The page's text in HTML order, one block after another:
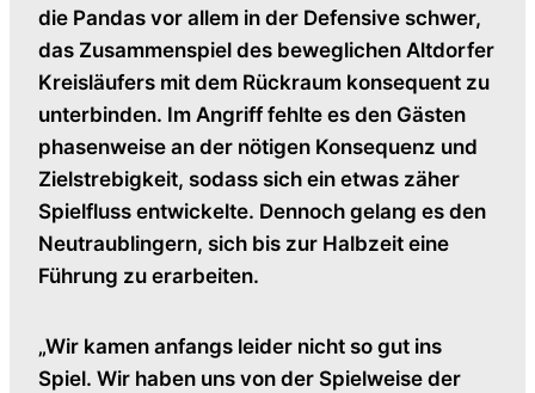
die Pandas vor allem in der Defensive schwer,
das Zusammenspiel des beweglichen Altdorfer
Kreisläufers mit dem Rückraum konsequent zu
unterbinden. Im Angriff fehlte es den Gästen
phasenweise an der nötigen Konsequenz und
Zielstrebigkeit, sodass sich ein etwas zäher
Spielfluss entwickelte. Dennoch gelang es den
Neutraublingern, sich bis zur Halbzeit eine
Führung zu erarbeiten.
„Wir kamen anfangs leider nicht so gut ins
Spiel. Wir haben uns von der Spielweise der